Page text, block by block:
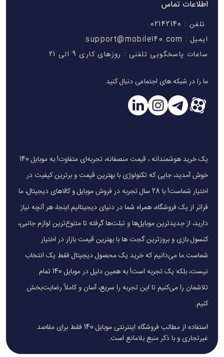
اطلاعات تماس
تلفن : 02142140
ایمیل : support@mobile140.com
ساعات پاسخگویی تلفنی : روزهای کاری 9 الی 21
ما را در شبکه های اجتماعی دنبال کنید
یک خرید هوشمندانه ، قیمت منصفانه، تجربه‌ای متفاوت! به موبایل 140
خوش آمدید، جایی که تکنولوژی با بهترین قیمت و برترین کیفیت در
اختیار شماست! با 28 سال تجربه در فروش موبایل و کالاهای دیجیتال، ما
فراتر از یک فروشگاه، همراه شما در دنیای دیجیتالیم.اینجا، هر آنچه نیاز
دارید، از جدیدترین موبایل‌ها و تبلت‌ها گرفته تا متنوع‌ترین لوازم جانبی،
کنسول بازی و بروزترین گجت ها با بهترین قیمت بازار در اختیار
شماست.ما می‌دانیم که خرید یک محصول دیجیتال فقط یک انتخاب
نیست، بلکه یک تجربه است! به همین دلیل در موبایل 140 تمام
تلاشمان را می‌کنیم تا این تجربه را سریع، آسان و کاملاً رضایت‌بخش
کنیم.
استفاده از مطالب فروشگاه اینترنتی موبایل 140 فقط برای مقاصد
غیرتجاری و با ذکر منبع بلامانع است.